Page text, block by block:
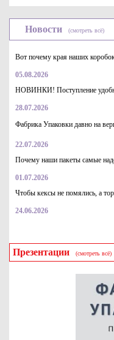
машин.
Размотчик клейкой
малый вес и низкую
упаковывания.
абройлером может
Новости (смотреть всё)
Вот почему края наших
05.08.2026
НОВИНКИ! Поступление
28.07.2026
Фабрика Упаковки давно на
22.07.2026
Почему наши пакеты самые
01.07.2026
Чтобы кексы не помялись, а
24.06.2026
Презентации (смотреть всё)